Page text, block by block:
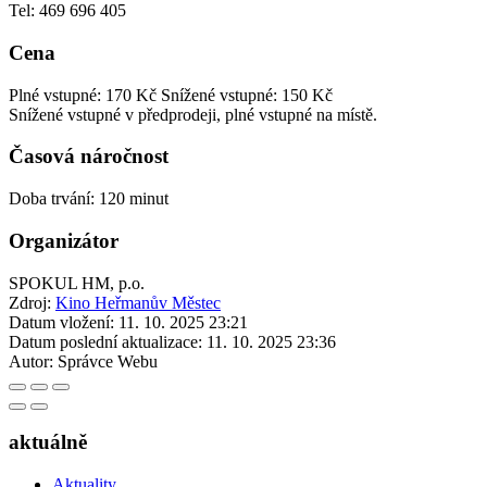
Tel: 469 696 405
Cena
Plné vstupné: 170 Kč Snížené vstupné: 150 Kč
Snížené vstupné v předprodeji, plné vstupné na místě.
Časová náročnost
Doba trvání: 120 minut
Organizátor
SPOKUL HM, p.o.
Zdroj: Kino Heřmanův Městec
Datum vložení: 11. 10. 2025 23:21
Datum poslední aktualizace: 11. 10. 2025 23:36
Autor: Správce Webu
aktuálně